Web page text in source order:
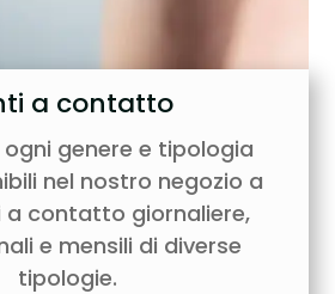
a contatto
ogni genere e tipologia
nel nostro negozio a
a contatto giornaliere,
e mensili di diverse
tipologie.